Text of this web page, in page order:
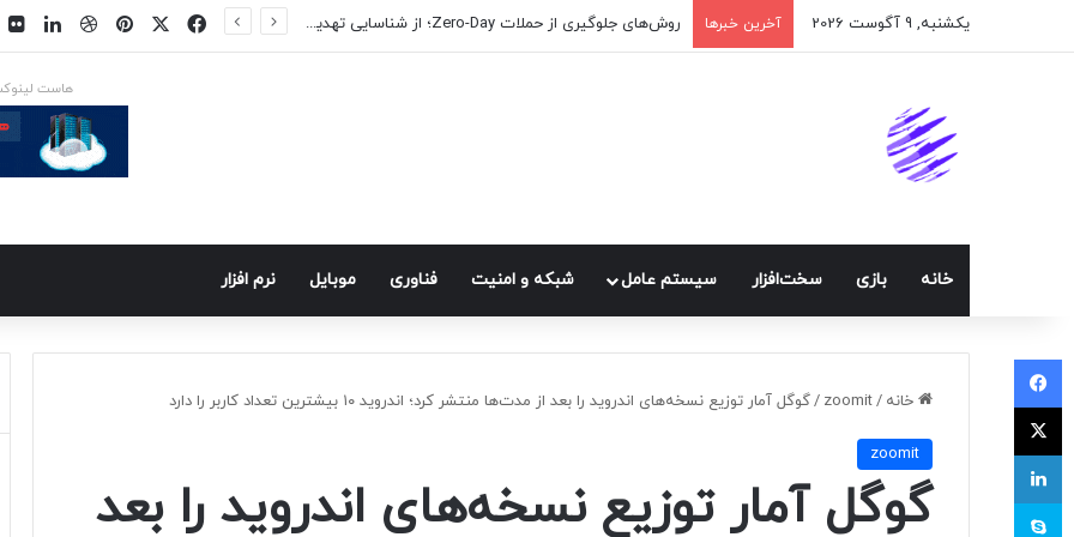
یکشنبه, 9 آگوست 2026 آخرین خبرها اپلیکیشن پیام‌رسان ایکس در راه است فیسبوک
ایکس پینتریستدریبببل
هاست
خانه بازی سخت‌افزار سيستم عامل شبكه و امنيت فناوری موبايل نرم افزار
خانه /
zoomit
/گوگل آمار توزیع نسخه‌های اندروید را بعد از مدت‌ها منتشر کرد؛ اندروید ۱۰ بیشترین تعداد کاربر را دارد
zoomit
گوگل آمار توزیع نسخه‌های اندروید را بعد
فیسبوک